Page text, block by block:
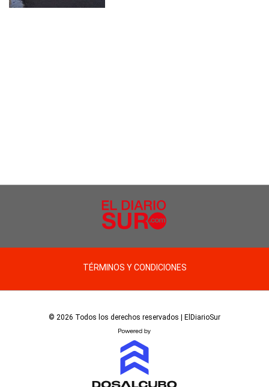
TÉRMINOS Y CONDICIONES
© 2026 Todos los derechos reservados | ElDiarioSur